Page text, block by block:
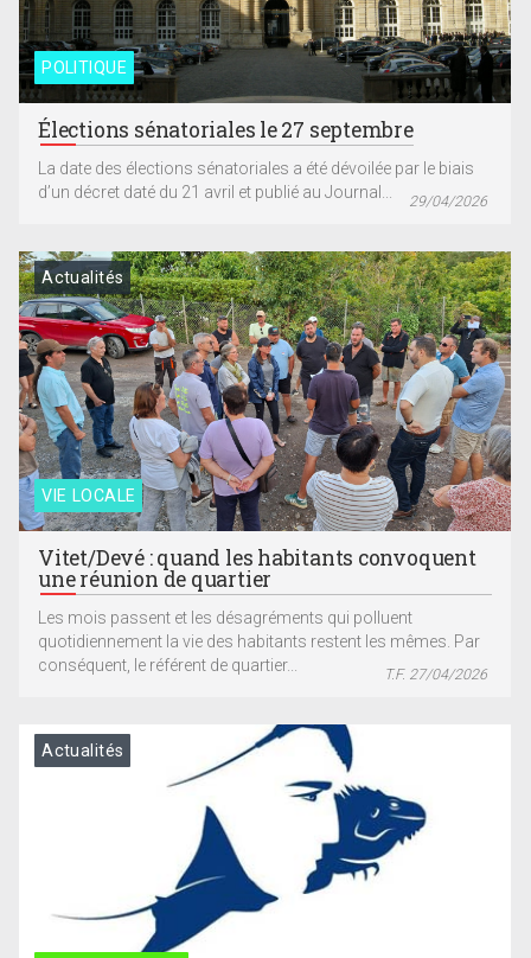
POLITIQUE
Élections sénatoriales le 27 septembre
La date des élections sénatoriales a été dévoilée par le biais
d’un décret daté du 21 avril et publié au Journal...
29/04/2026
VIE LOCALE
Actualités
Vitet/Devé : quand les habitants convoquent
une réunion de quartier
Les mois passent et les désagréments qui polluent
quotidiennement la vie des habitants restent les mêmes. Par
conséquent, le référent de quartier...
T.F. 27/04/2026
Actualités